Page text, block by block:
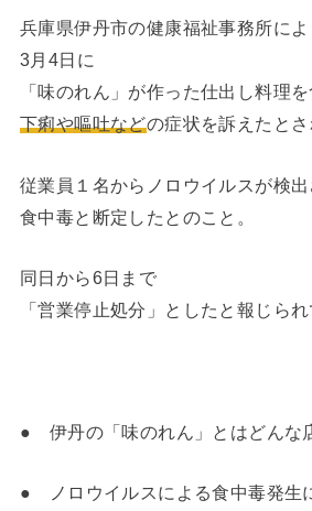
兵庫県伊丹市の健康福祉事務所によ
3月4日に
「味のれん」が作った仕出し料理
下痢や嘔吐などの症状を訴えたとさ
従業員１名からノロウイルスが検
食中毒と断定したとのこと。
同日から6日まで
「営業停止処分」としたと報じられ
● 伊丹の「味のれん」とはどんな
● ノロウイルスによる食中毒発生